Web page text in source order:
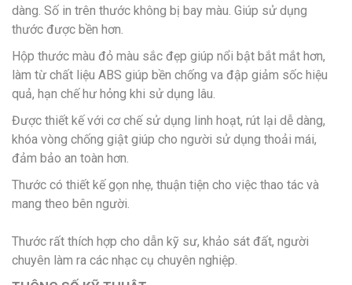
dàng. Số in trên thước không bị bay màu. Giúp sử dụng
thước được bền hơn.
Hộp thước màu đỏ màu sắc đẹp giúp nổi bật bắt mắt hơn,
làm từ chất liệu ABS giúp bền chống va đập giảm sốc hiệu
quả, hạn chế hư hỏng khi sử dụng lâu.
Được thiết kế với cơ chế sử dụng linh hoạt, rút lại dễ dàng,
khóa vòng chống giật giúp cho người sử dụng thoải mái,
đảm bảo an toàn hơn.
Thước có thiết kế gọn nhẹ, thuận tiện cho việc thao tác và
mang theo bên người.
Thước rất thích hợp cho dẫn kỹ sư, khảo sát đất, người
chuyên làm ra các nhạc cụ chuyên nghiệp.